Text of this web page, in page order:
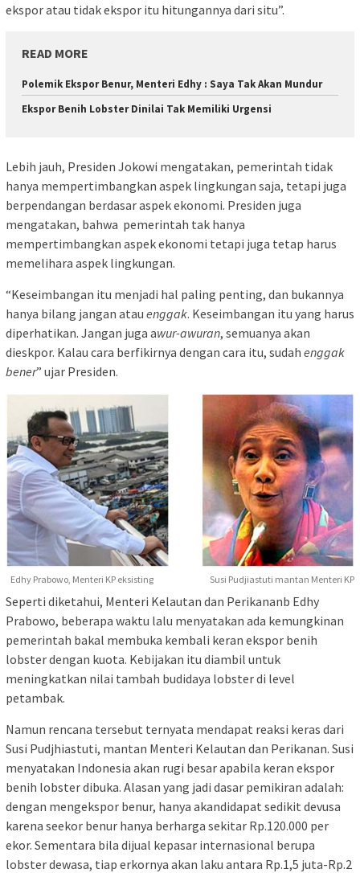
ekspor atau tidak ekspor itu hitungannya dari situ”.
READ MORE
Polemik Ekspor Benur, Menteri Edhy : Saya Tak Akan Mundur
Ekspor Benih Lobster Dinilai Tak Memiliki Urgensi
Lebih jauh, Presiden Jokowi mengatakan, pemerintah tidak
hanya mempertimbangkan aspek lingkungan saja, tetapi juga
berpendangan berdasar aspek ekonomi. Presiden juga
mengatakan, bahwa pemerintah tak hanya
mempertimbangkan aspek ekonomi tetapi juga tetap harus
memelihara aspek lingkungan.
“Keseimbangan itu menjadi hal paling penting, dan bukannya
hanya bilang jangan atau enggak. Keseimbangan itu yang harus
diperhatikan. Jangan juga awur-awuran, semuanya akan
dieskpor. Kalau cara berfikirnya dengan cara itu, sudah enggak
bener” ujar Presiden.
Edhy Prabowo, Menteri KP eksisting Susi Pudjiastuti mantan Menteri KP
Seperti diketahui, Menteri Kelautan dan Perikananb Edhy
Prabowo, beberapa waktu lalu menyatakan ada kemungkinan
pemerintah bakal membuka kembali keran ekspor benih
lobster dengan kuota. Kebijakan itu diambil untuk
meningkatkan nilai tambah budidaya lobster di level
petambak.
Namun rencana tersebut ternyata mendapat reaksi keras dari
Susi Pudjhiastuti, mantan Menteri Kelautan dan Perikanan. Susi
menyatakan Indonesia akan rugi besar apabila keran ekspor
benih lobster dibuka. Alasan yang jadi dasar pemikiran adalah:
dengan mengekspor benur, hanya akandidapat sedikit devusa
karena seekor benur hanya berharga sekitar Rp.120.000 per
ekor. Sementara bila dijual kepasar internasional berupa
lobster dewasa, tiap erkornya akan laku antara Rp.1,5 juta-Rp.2